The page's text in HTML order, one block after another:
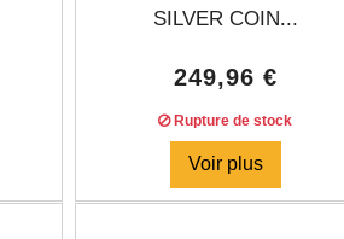
SILVER COIN...
249,96 €
Rupture de stock
Voir plus